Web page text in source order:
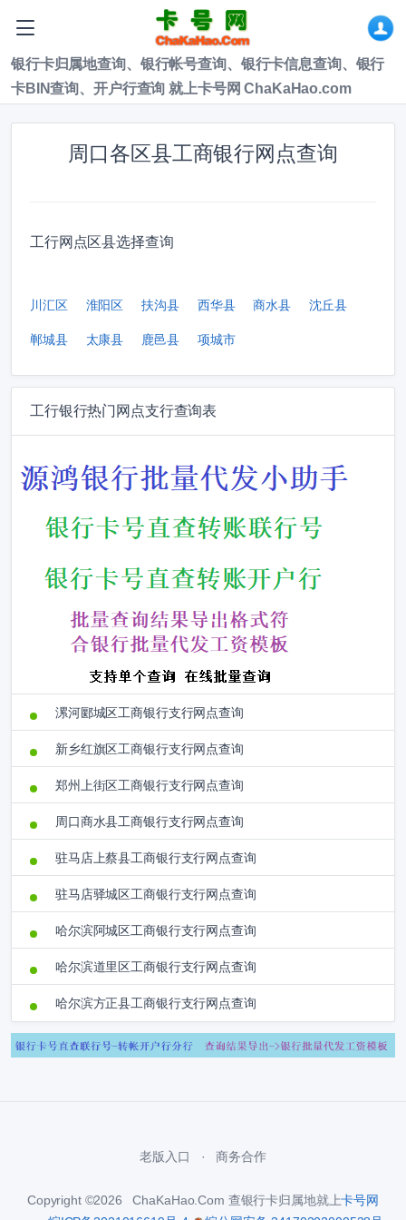
银行卡归属地查询、银行帐号查询、银行卡信息查询、银行
卡BIN查询、开户行查询 就上卡号网 ChaKaHao.com
周口各区县工商银行网点查询
工行网点区县选择查询
川汇区 淮阳区 扶沟县 西华县 商水县 沈丘县
郸城县 太康县 鹿邑县 项城市
工行银行热门网点支行查询表
漯河郾城区工商银行支行网点查询
新乡红旗区工商银行支行网点查询
郑州上街区工商银行支行网点查询
周口商水县工商银行支行网点查询
驻马店上蔡县工商银行支行网点查询
驻马店驿城区工商银行支行网点查询
哈尔滨阿城区工商银行支行网点查询
哈尔滨道里区工商银行支行网点查询
哈尔滨方正县工商银行支行网点查询
老版入口 商务合作
Copyright ©2026 ChaKaHao.Com 查银行卡归属地就上卡号网